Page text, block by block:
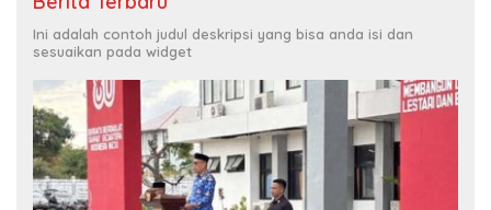
Ini adalah contoh judul deskripsi yang bisa anda isi dan
sesuaikan pada widget